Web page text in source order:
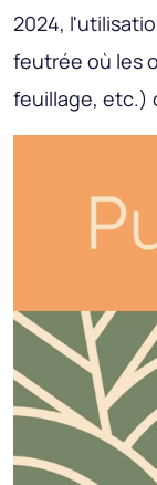
2024,
feutrée où les
feuillage, etc.)